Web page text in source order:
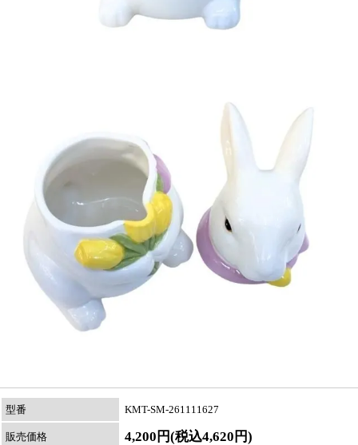
型番 KMT-SM-261111627
販売価格 4,200円(税込4,620円)